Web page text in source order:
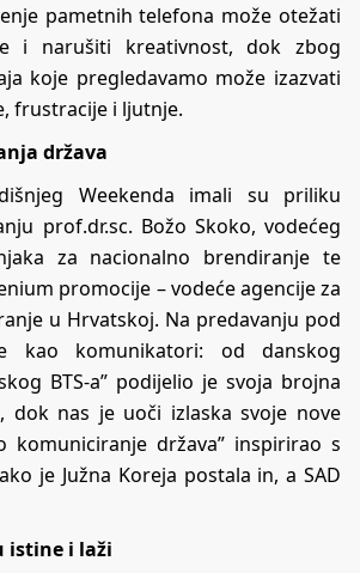
pametnih telefona može otežati
i narušiti kreativnost, dok zbog
koje pregledavamo može izazvati
frustracije i ljutnje.
država
Weekenda imali su priliku
prof.dr.sc. Božo Skoko, vodećeg
za nacionalno brendiranje te
promocije – vodeće agencije za
u Hrvatskoj. Na predavanju pod
kao komunikatori: od danskog
BTS-a” podijelio je svoja brojna
dok nas je uoči izlaska svoje nove
komuniciranje država” inspirirao s
je Južna Koreja postala in, a SAD
istine i laži